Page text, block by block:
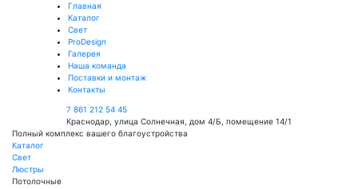
Главная
Каталог
Свет
ProDesign
Галерея
Наша команда
Поставки и монтаж
Контакты
7 861 212 54 45
Краснодар, улица Солнечная, дом 4/Б, помещение 14/1
Полный комплекс вашего благоустройства
Каталог
Свет
Люстры
Потолочные